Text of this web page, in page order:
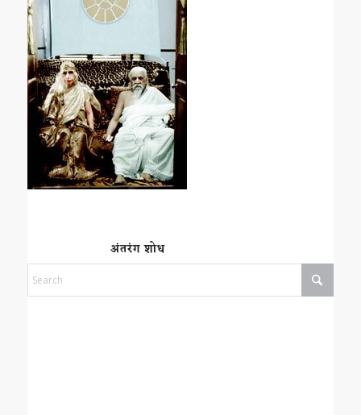
अंतरंग शोध